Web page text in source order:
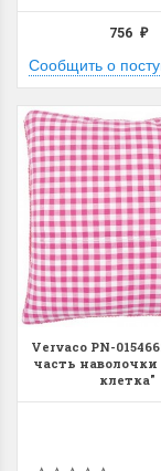
756 ₽
Сообщить о
Vervaco PN-
часть наволочки
клетка"